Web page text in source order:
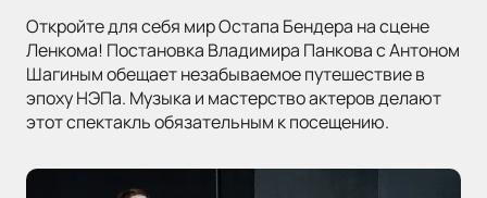
Откройте для себя мир Остапа Бендера на сцене
Ленкома! Постановка Владимира Панкова с Антоном
Шагиным обещает незабываемое путешествие в
эпоху НЭПа. Музыка и мастерство актеров делают
этот спектакль обязательным к посещению.